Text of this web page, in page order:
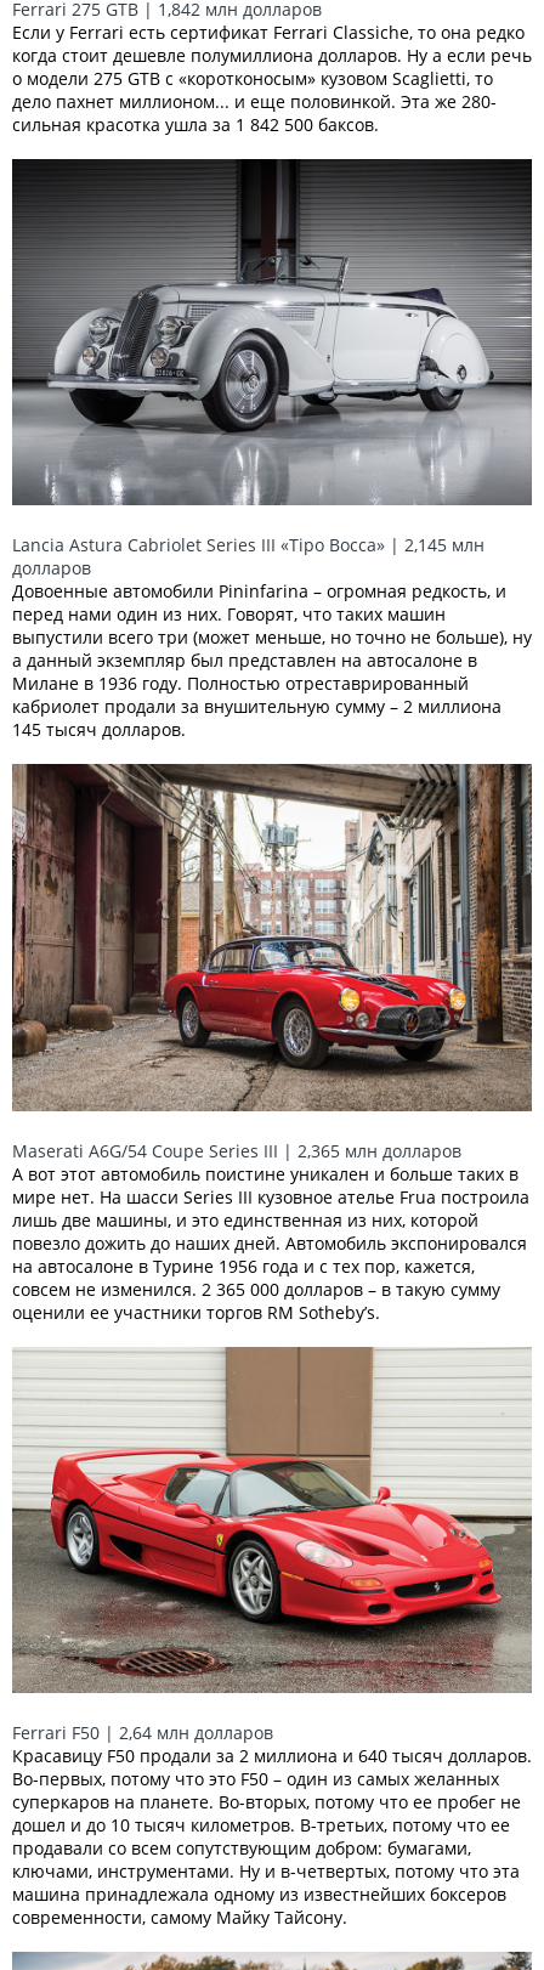
Ferrari 275 GTB | 1,842 млн долларов
Если у Ferrari есть сертификат Ferrari Classiche, то она редко
когда стоит дешевле полумиллиона долларов. Ну а если речь
о модели 275 GTB с «коротконосым» кузовом Scaglietti, то
дело пахнет миллионом... и еще половинкой. Эта же 280-
сильная красотка ушла за 1 842 500 баксов.
Lancia Astura Cabriolet Series III «Tipo Bocca» | 2,145 млн
долларов
Довоенные автомобили Pininfarina – огромная редкость, и
перед нами один из них. Говорят, что таких машин
выпустили всего три (может меньше, но точно не больше), ну
а данный экземпляр был представлен на автосалоне в
Милане в 1936 году. Полностью отреставрированный
кабриолет продали за внушительную сумму – 2 миллиона
145 тысяч долларов.
Maserati A6G/54 Coupe Series III | 2,365 млн долларов
А вот этот автомобиль поистине уникален и больше таких в
мире нет. На шасси Series III кузовное ателье Frua построила
лишь две машины, и это единственная из них, которой
повезло дожить до наших дней. Автомобиль экспонировался
на автосалоне в Турине 1956 года и с тех пор, кажется,
совсем не изменился. 2 365 000 долларов – в такую сумму
оценили ее участники торгов RM Sotheby’s.
Ferrari F50 | 2,64 млн долларов
Красавицу F50 продали за 2 миллиона и 640 тысяч долларов.
Во-первых, потому что это F50 – один из самых желанных
суперкаров на планете. Во-вторых, потому что ее пробег не
дошел и до 10 тысяч километров. В-третьих, потому что ее
продавали со всем сопутствующим добром: бумагами,
ключами, инструментами. Ну и в-четвертых, потому что эта
машина принадлежала одному из известнейших боксеров
современности, самому Майку Тайсону.